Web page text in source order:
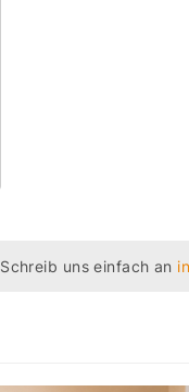
Schreib uns einfach an